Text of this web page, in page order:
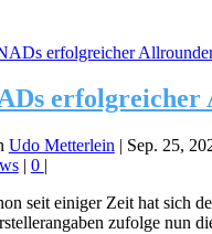
Udo Metterlein | Sep. 25,
| 0 |
seit einiger Zeit hat sich
zufolge nun